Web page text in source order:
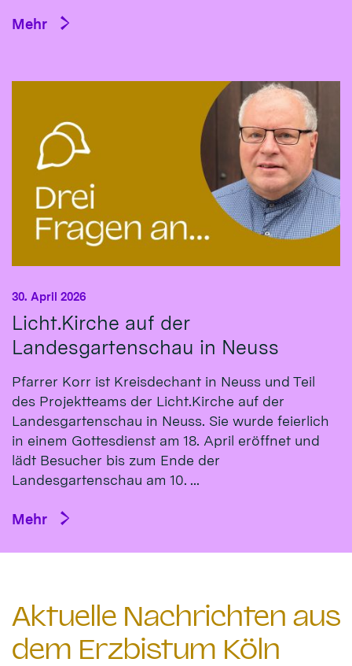
Mehr
Licht.Kirche auf der
Landesgartenschau in Neuss
30. April 2026
Pfarrer Korr ist Kreisdechant in Neuss und Teil
des Projektteams der Licht.Kirche auf der
Landesgartenschau in Neuss. Sie wurde feierlich
in einem Gottesdienst am 18. April eröffnet und
lädt Besucher bis zum Ende der
Landesgartenschau am 10. ...
Mehr
Aktuelle Nachrichten aus
dem Erzbistum Köln